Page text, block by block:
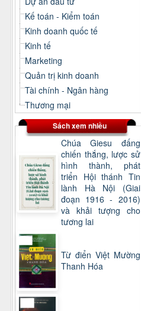
Kế toán - Kiểm toán
Kinh doanh quốc tế
Kinh tế
Marketing
Quản trị kinh doanh
Tài chính - Ngân hàng
Thương mại
Sách xem nhiều
Chúa Giesu đấng
chiến thắng, lược sử
hình thành, phát
triển Hội thánh Tin
lành Hà Nội (Giai
đoạn 1916 - 2016)
và khải tượng cho
tương lai
Từ điển Việt Mường
Thanh Hóa